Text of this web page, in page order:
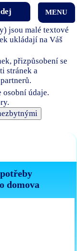
jsou malé textové
ukládají na Váš
přizpůsobení se
stránek a
osobní údaje.
domova
MENU